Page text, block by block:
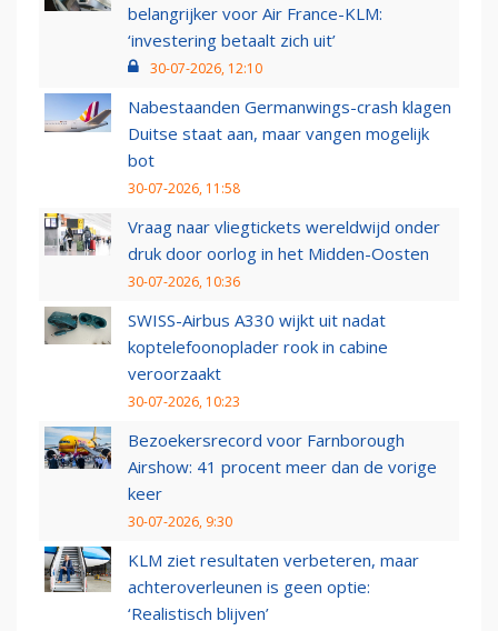
belangrijker voor Air France-KLM:
‘investering betaalt zich uit’
30-07-2026, 12:10
Nabestaanden Germanwings-crash klagen
Duitse staat aan, maar vangen mogelijk
bot
30-07-2026, 11:58
Vraag naar vliegtickets wereldwijd onder
druk door oorlog in het Midden-Oosten
30-07-2026, 10:36
SWISS-Airbus A330 wijkt uit nadat
koptelefoonoplader rook in cabine
veroorzaakt
30-07-2026, 10:23
Bezoekersrecord voor Farnborough
Airshow: 41 procent meer dan de vorige
keer
30-07-2026, 9:30
KLM ziet resultaten verbeteren, maar
achteroverleunen is geen optie:
‘Realistisch blijven’